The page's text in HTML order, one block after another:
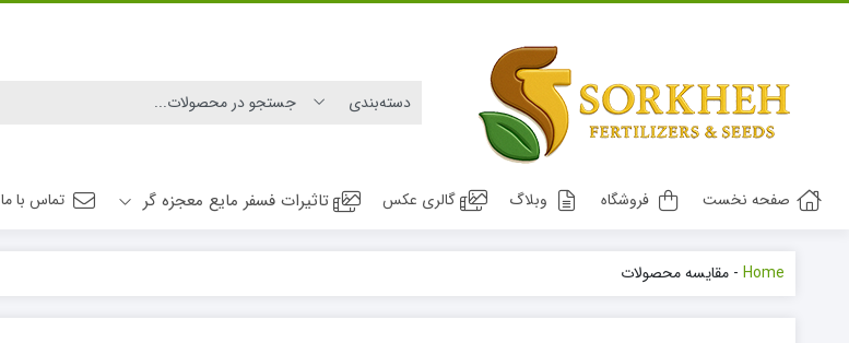
صفحه نخست فروشگاه وبلاگ گالری عکس تاثیرات فسفر مایع معجزه گر تماس با ما
Home
- مقایسه محصولات